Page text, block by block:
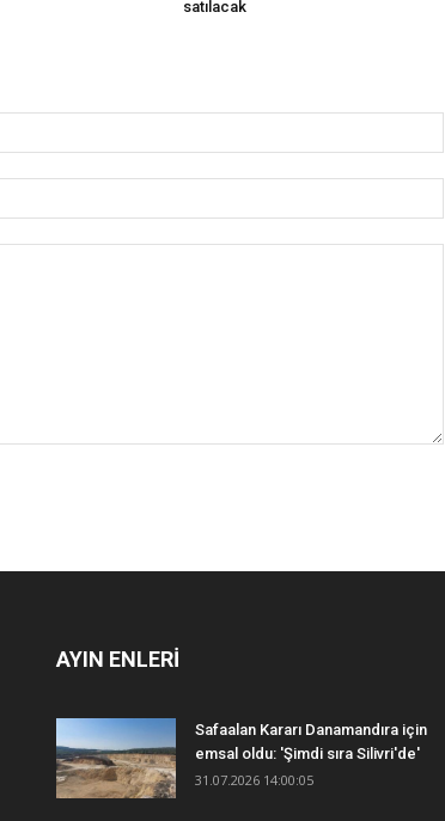
satılacak
AYIN ENLERİ
Safaalan Kararı Danamandıra için
emsal oldu: 'Şimdi sıra Silivri'de'
31.07.2026 14:00:05